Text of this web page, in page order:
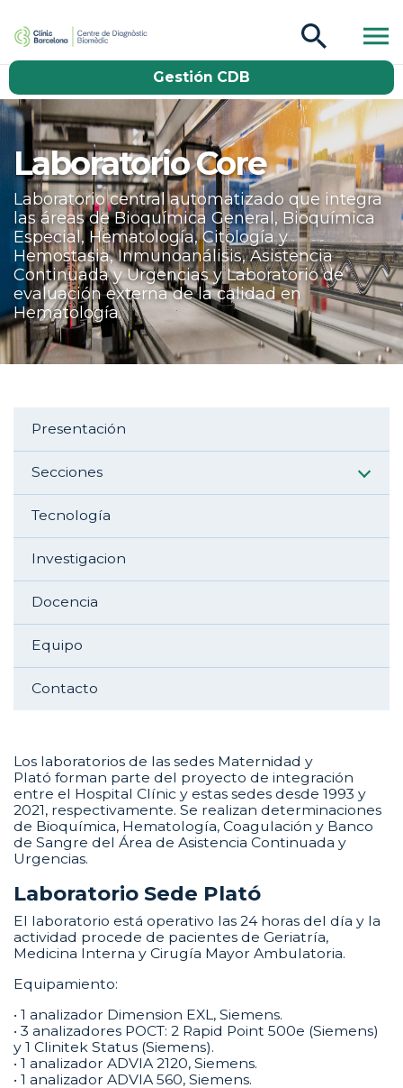
Buscar
Gestión CDB
Laboratorio Core
Laboratorio central automatizado que integra
las áreas de Bioquímica General, Bioquímica
Especial, Hematología, Citología y
Hemostasia, Inmunoanálisis, Asistencia
Continuada y Urgencias y Laboratorio de
evaluación externa de la calidad en
Hematología.
Aside navigation
Presentación
Secciones
Tecnología
Investigacion
Docencia
Equipo
Contacto
Los laboratorios de las sedes Maternidad y
Plató forman parte del proyecto de integración
entre el Hospital Clínic y estas sedes desde 1993 y
2021, respectivamente. Se realizan determinaciones
de Bioquímica, Hematología, Coagulación y Banco
de Sangre del Área de Asistencia Continuada y
Urgencias.
Laboratorio Sede Plató
El laboratorio está operativo las 24 horas del día y la
actividad procede de pacientes de Geriatría,
Medicina Interna y Cirugía Mayor Ambulatoria.
Equipamiento:
• 1 analizador Dimension EXL, Siemens.
• 3 analizadores POCT: 2 Rapid Point 500e (Siemens)
y 1 Clinitek Status (Siemens).
• 1 analizador ADVIA 2120, Siemens.
• 1 analizador ADVIA 560, Siemens.